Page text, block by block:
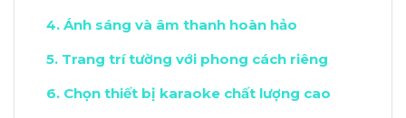
Ánh sáng và âm thanh hoàn hảo
Trang trí tường với phong cách riêng
Chọn thiết bị karaoke chất lượng cao